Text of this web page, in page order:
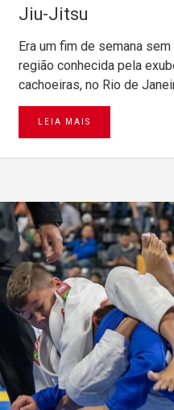
Jiu-Jitsu
Era um fim de semana
região conhecida pela
cachoeiras, no Rio de
LEIA MAIS